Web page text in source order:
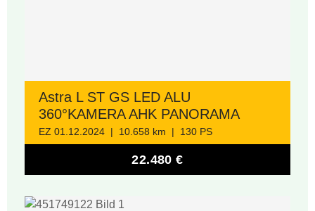
Astra L ST GS LED ALU
360°KAMERA AHK PANORAMA
EZ 01.12.2024 | 10.658 km | 130 PS
22.480 €